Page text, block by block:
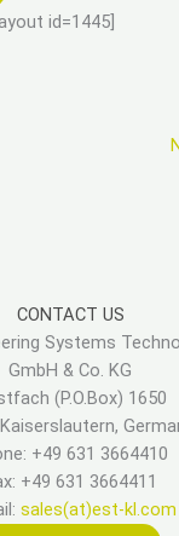
id=1445]
CONTACT US
Systems
GmbH & Co. KG
(P.O.Box) 1650
+49 631 3664410
+49 631 3664411
sales(at)est-kl.com